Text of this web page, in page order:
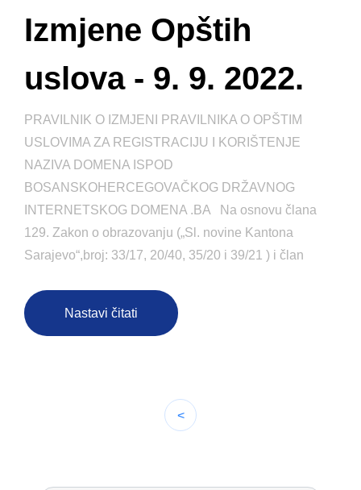
Izmjene Opštih
uslova - 9. 9. 2022.
PRAVILNIK O IZMJENI PRAVILNIKA O OPŠTIM
USLOVIMA ZA REGISTRACIJU I KORIŠTENJE
NAZIVA DOMENA ISPOD
BOSANSKOHERCEGOVAČKOG DRŽAVNOG
INTERNETSKOG DOMENA .BA Na osnovu člana
129. Zakon o obrazovanju („Sl. novine Kantona
Sarajevo“,broj: 33/17, 20/40, 35/20 i 39/21 ) i član
Nastavi čitati
<